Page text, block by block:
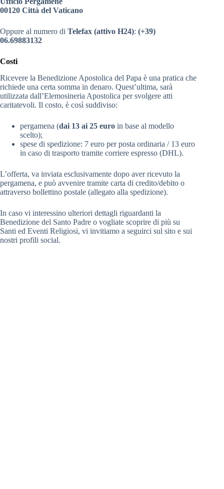
00120 Città del Vaticano
Oppure al numero di Telefax (attivo H24): (+39)
06.69883132
Costi
Ricevere la Benedizione Apostolica del Papa è una pratica che
richiede una certa somma in denaro. Quest’ultima, sarà
utilizzata dall’Elemosineria Apostolica per svolgere atti
caritatevoli. Il costo, è così suddiviso:
pergamena (dai 13 ai 25 euro in base al modello
scelto);
spese di spedizione: 7 euro per posta ordinaria / 13 euro
in caso di trasporto tramite corriere espresso (DHL).
L’offerta, va inviata esclusivamente dopo aver ricevuto la
pergamena, e può avvenire tramite carta di credito/debito o
attraverso bollettino postale (allegato alla spedizione).
In caso vi interessino ulteriori dettagli riguardanti la
Benedizione del Santo Padre o vogliate scoprire di più su
Santi ed Eventi Religiosi, vi invitiamo a seguirci sul sito e sui
nostri profili social.